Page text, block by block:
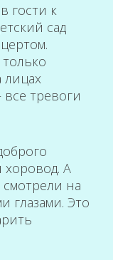
гости к
сад
лицах
тревоги
А
на
глазами. Это